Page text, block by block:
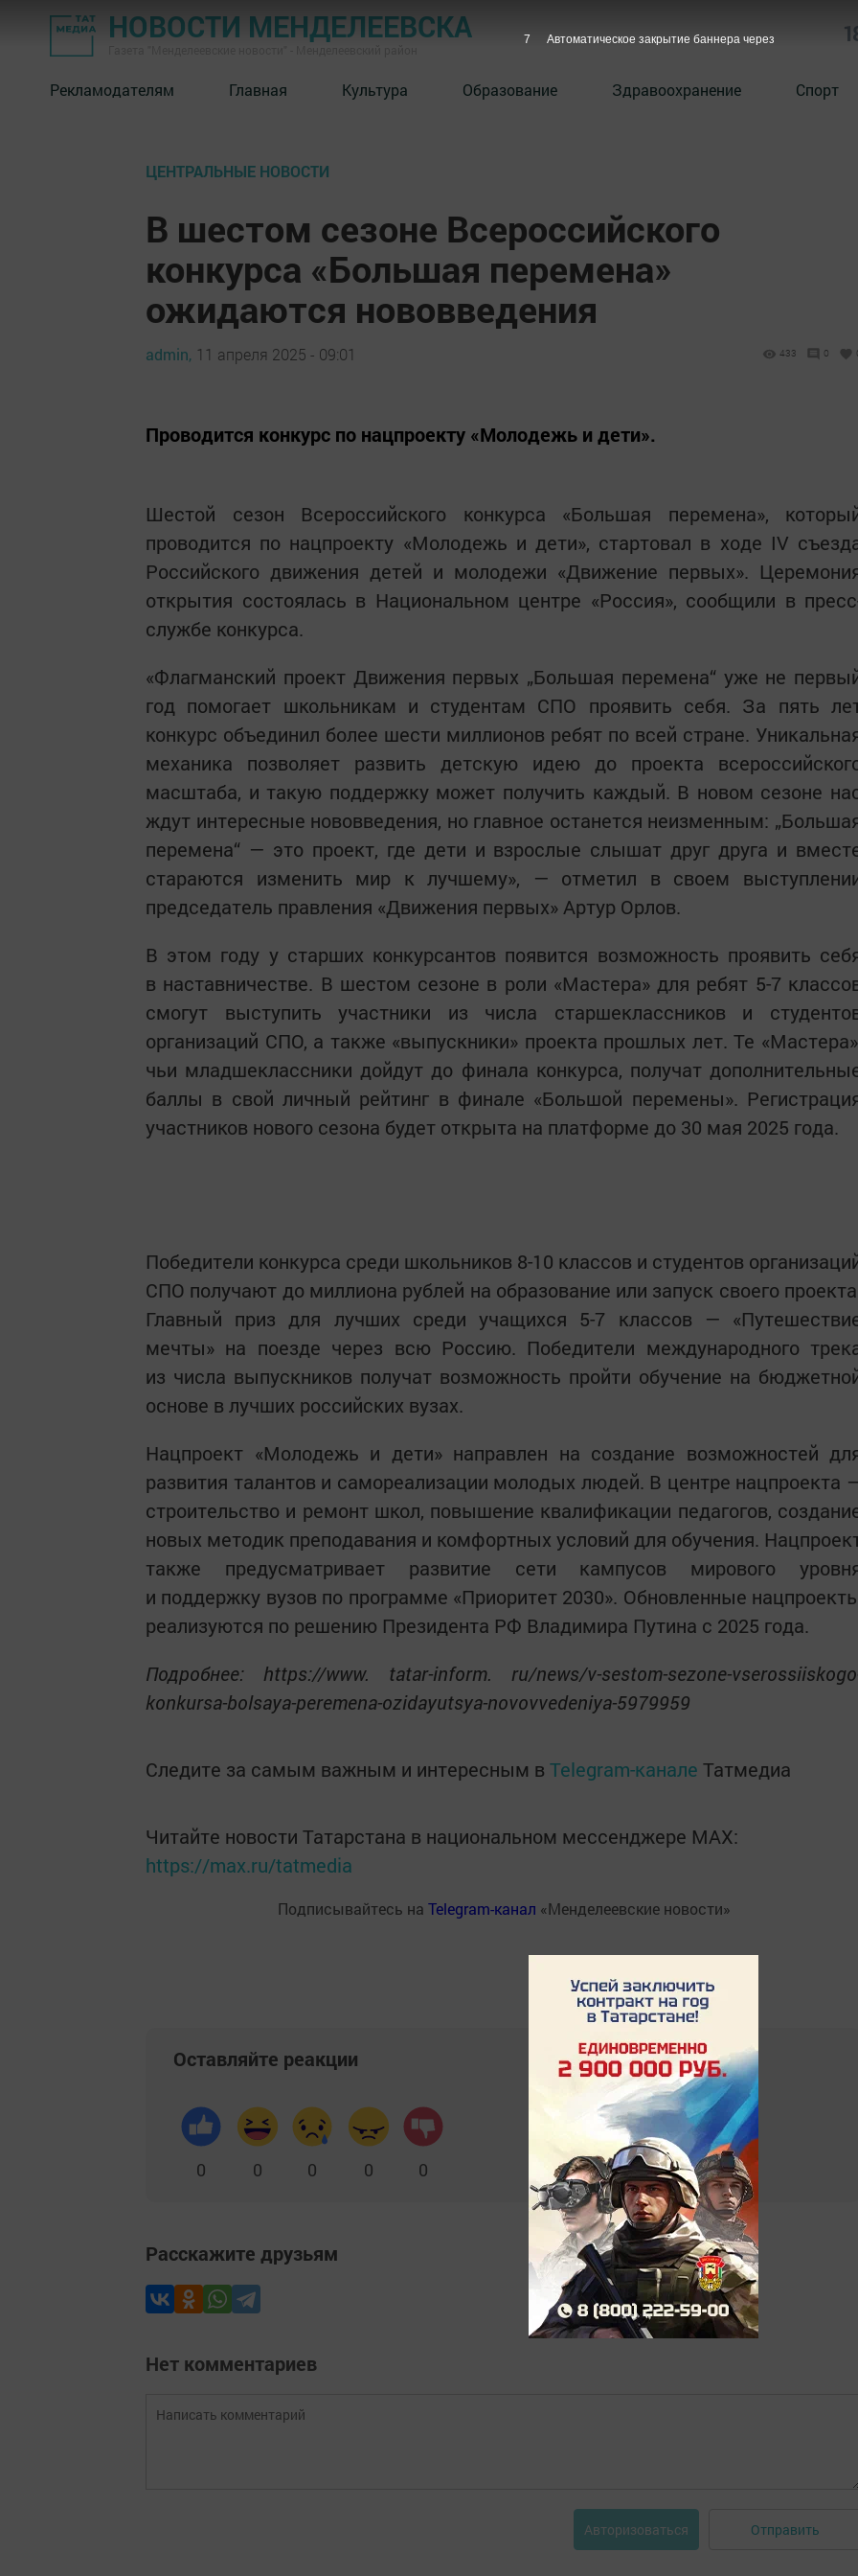
НОВОСТИ МЕНДЕЛЕЕВСКА
Рекламодателям Главная Культура Образование Здравоохранение Спорт
ЦЕНТРАЛЬНЫЕ НОВОСТИ
В шестом сезоне Всероссийского
конкурса «Большая перемена»
ожидаются нововведения
admin, 11 апреля 2025 - 09:01 433 0
Проводится конкурс по нацпроекту «Молодежь и дети».
Шестой сезон Всероссийского конкурса «Большая перемена»,
проводится по нацпроекту «Молодежь и дети», стартовал в ходе IV
Российского движения детей и молодежи «Движение первых».
открытия состоялась в Национальном центре «Россия», сообщили в
службе конкурса.
«Флагманский проект Движения первых „Большая перемена“ уже не
год помогает школьникам и студентам СПО проявить себя. За пять
конкурс объединил более шести миллионов ребят по всей стране.
механика позволяет развить детскую идею до проекта
масштаба, и такую поддержку может получить каждый. В новом сезоне
ждут интересные нововведения, но главное останется неизменным:
перемена“ — это проект, где дети и взрослые слышат друг друга и
стараются изменить мир к лучшему», — отметил в своем
председатель правления «Движения первых» Артур Орлов.
В этом году у старших конкурсантов появится возможность проявить
в наставничестве. В шестом сезоне в роли «Мастера» для ребят 5-7
смогут выступить участники из числа старшеклассников и
организаций СПО, а также «выпускники» проекта прошлых лет. Те
чьи младшеклассники дойдут до финала конкурса, получат
баллы в свой личный рейтинг в финале «Большой перемены».
участников нового сезона будет открыта на платформе до 30 мая 2025 года.
Победители конкурса среди школьников 8-10 классов и студентов
СПО получают до миллиона рублей на образование или запуск своего
Главный приз для лучших среди учащихся 5-7 классов —
мечты» на поезде через всю Россию. Победители международного
из числа выпускников получат возможность пройти обучение на
основе в лучших российских вузах.
Нацпроект «Молодежь и дети» направлен на создание возможностей
развития талантов и самореализации молодых людей. В центре нацпроекта
строительство и ремонт школ, повышение квалификации педагогов,
новых методик преподавания и комфортных условий для обучения.
также предусматривает развитие сети кампусов мирового
и поддержку вузов по программе «Приоритет 2030». Обновленные
реализуются по решению Президента РФ Владимира Путина с 2025 года.
Подробнее: https://www. tatar-inform. ru/news/v-sestom-sezone-
konkursa-bolsaya-peremena-ozidayutsya-novovvedeniya-5979959
Следите за самым важным и интересным в Telegram-канале Татмедиа
Читайте новости Татарстана в национальном мессенджере MАХ:
https://max.ru/tatmedia
Подписывайтесь на Telegram-канал «Менделеевские новости»
Оставляйте реакции
0 0 0 0 0
Расскажите друзьям
Нет комментариев
Авторизоваться Отправить
6 Автоматическое закрытие баннера через